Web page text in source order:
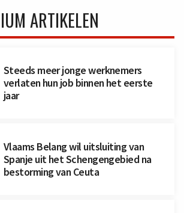
ARTIKELEN
Steeds meer jonge werknemers
verlaten hun job binnen het eerste
jaar
Vlaams Belang wil uitsluiting van
Spanje uit het Schengengebied na
bestorming van Ceuta